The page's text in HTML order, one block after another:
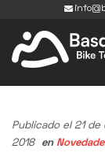
Publicado el 21 de
2018
en